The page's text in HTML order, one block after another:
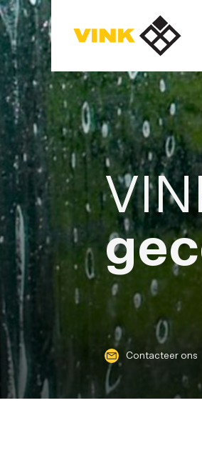
Contacteer ons
Installateurs
Keuzewijzer
Contacteer ons
Installateurs
Keuzewijzer
Zon en energie
Veiligheid
Privacy en decoratie
Oplossingen voor
Producten
Contacteer ons